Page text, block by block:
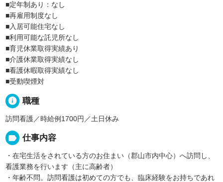
■定年制あり：なし
■再雇用制度なし
■入居可能住宅なし
■利用可能な託児所なし
■育児休業取得実績あり
■介護休業取得実績なし
■看護休暇取得実績なし
■受動喫煙対
info 職種
訪問看護／時給例1700円／土日休み
label 仕事内容
・在宅生活をされている方のお住まい（郡山市内中心）へ訪問し、
看護業務を行います（主に高齢者）
・年齢不問。訪問看護は初めての方でも、臨床経験をお持ちであれ